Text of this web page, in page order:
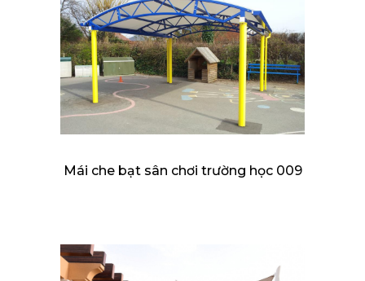
Mái che bạt sân chơi trường học 009